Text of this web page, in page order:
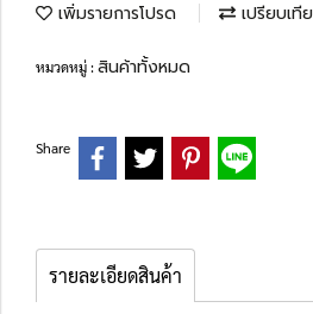
เพิ่มรายการโปรด เปรียบเที
หมวดหมู่ :สินค้าทั้งหมด
Share
รายละเอียดสินค้า